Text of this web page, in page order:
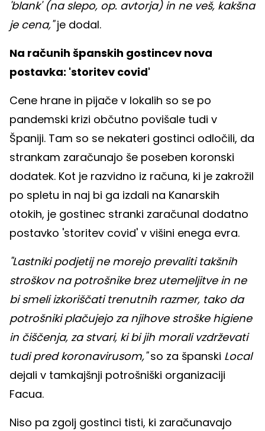
'blank' (na slepo, op. avtorja) in ne veš, kakšna
je cena,"je dodal.
Na računih španskih gostincev nova
postavka: 'storitev covid'
Cene hrane in pijače v lokalih so se po
pandemski krizi občutno povišale tudi v
Španiji. Tam so se nekateri gostinci odločili, da
strankam zaračunajo še poseben koronski
dodatek. Kot je razvidno iz računa, ki je zakrožil
po spletu in naj bi ga izdali na Kanarskih
otokih, je gostinec stranki zaračunal dodatno
postavko 'storitev covid' v višini enega evra.
"Lastniki podjetij ne morejo prevaliti takšnih
stroškov na potrošnike brez utemeljitve in ne
bi smeli izkoriščati trenutnih razmer, tako da
potrošniki plačujejo za njihove stroške higiene
in čiščenja, za stvari, ki bi jih morali vzdrževati
tudi pred koronavirusom,"so za španski Local
dejali v tamkajšnji potrošniški organizaciji
Facua.
Niso pa zgolj gostinci tisti, ki zaračunavajo